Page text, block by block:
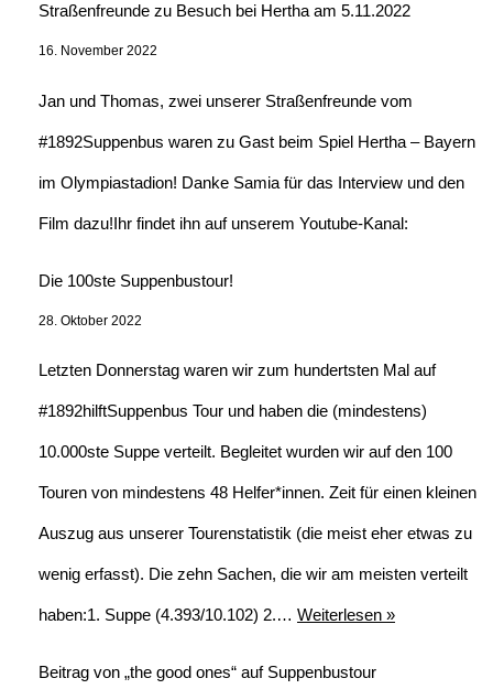
Straßenfreunde zu Besuch bei Hertha am 5.11.2022
16. November 2022
Jan und Thomas, zwei unserer Straßenfreunde vom
#1892Suppenbus waren zu Gast beim Spiel Hertha – Bayern
im Olympiastadion! Danke Samia für das Interview und den
Film dazu!Ihr findet ihn auf unserem Youtube-Kanal:
Die 100ste Suppenbustour!
28. Oktober 2022
Letzten Donnerstag waren wir zum hundertsten Mal auf
#1892hilftSuppenbus Tour und haben die (mindestens)
10.000ste Suppe verteilt. Begleitet wurden wir auf den 100
Touren von mindestens 48 Helfer*innen. Zeit für einen kleinen
Auszug aus unserer Tourenstatistik (die meist eher etwas zu
wenig erfasst). Die zehn Sachen, die wir am meisten verteilt
haben:1. Suppe (4.393/10.102) 2.… Weiterlesen »
Beitrag von „the good ones“ auf Suppenbustour